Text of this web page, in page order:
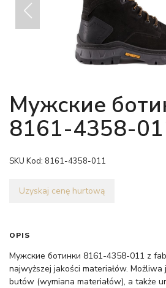
Мужские
8161-4358-
SKU Kod: 8161-4358-011
Uzyskaj cenę hurtową
OPIS
Мужские ботинки 8161-4358-011 z
najwyższej jakości materiałów.
butów (wymiana materiałów), a także